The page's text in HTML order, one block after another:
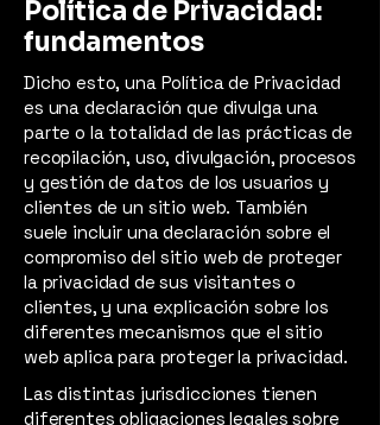
Política de Privacidad:
fundamentos
Dicho esto, una Política de Privacidad
es una declaración que divulga una
parte o la totalidad de las prácticas de
recopilación, uso, divulgación, procesos
y gestión de datos de los usuarios y
clientes de un sitio web. También
suele incluir una declaración sobre el
compromiso del sitio web de proteger
la privacidad de sus visitantes o
clientes, y una explicación sobre los
diferentes mecanismos que el sitio
web aplica para proteger la privacidad.
Las distintas jurisdicciones tienen
diferentes obligaciones legales sobre